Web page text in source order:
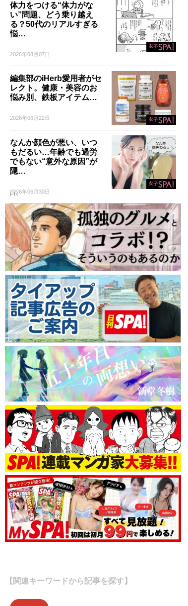
体力をつける“体力がな
い”問題、どう乗り越え
る？50代のリアルすぎる
悩…
2026年08月07日
編集部のiHerb愛用者がセ
レクト。健康・美容のお
悩み別、鉄板アイテム…
2026年06月22日
なんか顔色が悪い、いつ
もだるい…年齢でも過労
でもない“意外な原因”が
隠…
2026年06月30日
PR
【関連キーワードから記事を探す】